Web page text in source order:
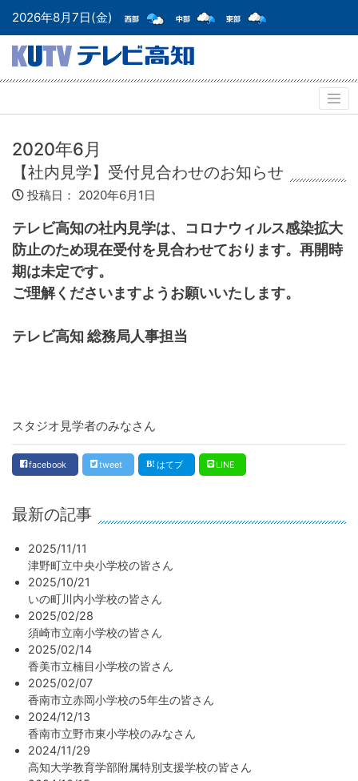
2026年8月7日(金)
2020年6月
【社内見学】受付見合わせのお知らせ
投稿日： 2020年6月1日
テレビ高知の社内見学は、コロナウィルス感染拡大
防止のため現在受付を見合わせております。再開時
期は未定です。
ご理解くださいますようお願いいたします。
テレビ高知 総務局人事担当
スタジオ見学者のみなさん
facebook tweet はてブ LINE
最新の記事
2025/11/11
津野町立中央小学校の皆さん
2025/10/21
いの町川内小学校の皆さん
2025/02/28
須崎市立南小学校の皆さん
2025/02/14
香美市立楠目小学校の皆さん
2025/02/07
香南市立赤岡小学校の5年生の皆さん
2024/12/13
香南市立野市東小学校のみなさん
2024/11/29
高知大学教育学部附属特別支援学校の皆さん